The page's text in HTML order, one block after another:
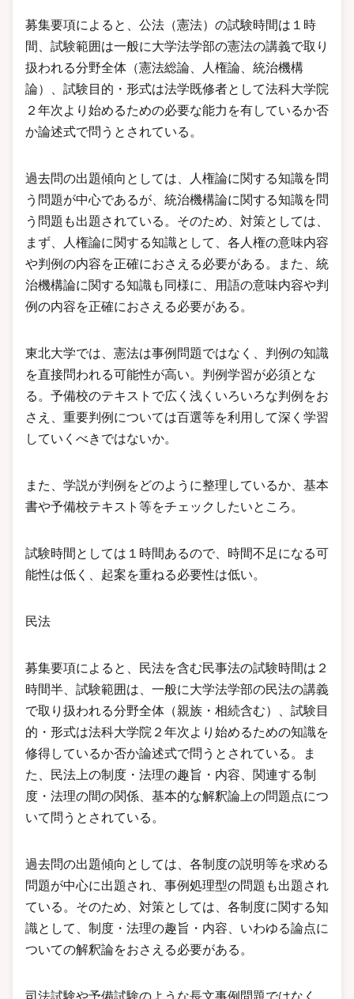
募集要項によると、公法（憲法）の試験時間は１時
間、試験範囲は一般に大学法学部の憲法の講義で取り
扱われる分野全体（憲法総論、人権論、統治機構
論）、試験目的・形式は法学既修者として法科大学院
２年次より始めるための必要な能力を有しているか否
か論述式で問うとされている。
過去問の出題傾向としては、人権論に関する知識を問
う問題が中心であるが、統治機構論に関する知識を問
う問題も出題されている。そのため、対策としては、
まず、人権論に関する知識として、各人権の意味内容
や判例の内容を正確におさえる必要がある。また、統
治機構論に関する知識も同様に、用語の意味内容や判
例の内容を正確におさえる必要がある。
東北大学では、憲法は事例問題ではなく、判例の知識
を直接問われる可能性が高い。判例学習が必須とな
る。予備校のテキストで広く浅くいろいろな判例をお
さえ、重要判例については百選等を利用して深く学習
していくべきではないか。
また、学説が判例をどのように整理しているか、基本
書や予備校テキスト等をチェックしたいところ。
試験時間としては１時間あるので、時間不足になる可
能性は低く、起案を重ねる必要性は低い。
民法
募集要項によると、民法を含む民事法の試験時間は２
時間半、試験範囲は、一般に大学法学部の民法の講義
で取り扱われる分野全体（親族・相続含む）、試験目
的・形式は法科大学院２年次より始めるための知識を
修得しているか否か論述式で問うとされている。ま
た、民法上の制度・法理の趣旨・内容、関連する制
度・法理の間の関係、基本的な解釈論上の問題点につ
いて問うとされている。
過去問の出題傾向としては、各制度の説明等を求める
問題が中心に出題され、事例処理型の問題も出題され
ている。そのため、対策としては、各制度に関する知
識として、制度・法理の趣旨・内容、いわゆる論点に
ついての解釈論をおさえる必要がある。
司法試験や予備試験のような長文事例問題ではなく、